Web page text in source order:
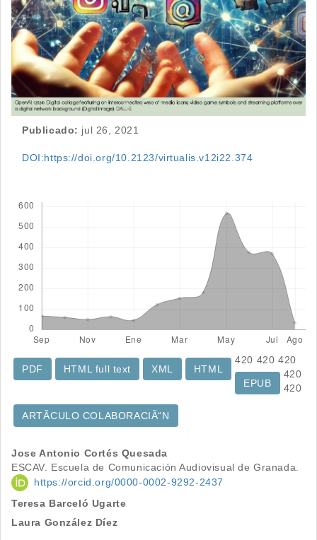
Publicado: jul 26, 2021
DOI:https://doi.org/10.2123/virtualis.v12i22.374
420
PDF
420
HTML full text
XML
420
HTML
420
EPUB
420
ARTÃCULO COLABORACIÃ“N
Contenido
principal
del
artículo
Jose Antonio Cortés Quesada
ESCAV. Escuela de Comunicación Audiovisual de Granada.
https://orcid.org/0000-0002-9292-2437
Teresa Barceló Ugarte
Laura González Díez